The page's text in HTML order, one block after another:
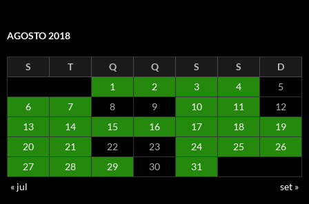
AGOSTO 2018
S T Q Q S S
D
1
2 3 4
5
6
7 8 9 10 11
12
13
14 15 16 17 18
19
20
21 22 23 24 25
26
27
28 29 30
31
« jul
set »